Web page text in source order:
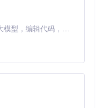
Claude Code 的开源替代方案。连接任意大模型，编辑代码，运行命令，自动验证 — 全自动执行。用 Rust 构建，极致性能。 ｜ An open-source alternative to Claude Code. Connect any LLM, edit code, run commands, and verify changes — autonomously. Built in Rust for speed. Get Started